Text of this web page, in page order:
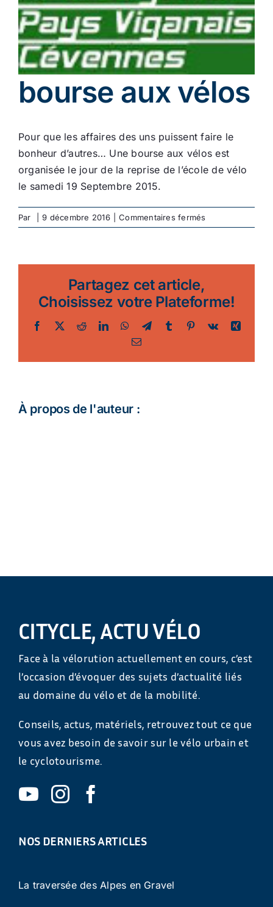
Ecologie
bourse aux vélos
Pour que les affaires des uns puissent faire le
bonheur d’autres… Une bourse aux vélos est
organisée le jour de la reprise de l’école de vélo
le samedi 19 Septembre 2015.
Par 9 décembre 2016 Commentaires ferméssur
bourse
Partagez cet article,
Choisissez votre Plateforme!
Facebook
TwitterRedditLinkedInWhatsApp
TelegramTumblr Pinterest
Vk
Xing
Email
À propos de l'auteur :
CITYCLE, ACTU VÉLO
Face à la vélorution actuellement en cours, c’est
l’occasion d’évoquer des sujets d’actualité liés
au domaine du vélo et de la mobilité.
Conseils, actus, matériels, retrouvez tout ce que
vous avez besoin de savoir sur le vélo urbain et
le cyclotourisme.
NOS DERNIERS ARTICLES
La traversée des Alpes en Gravel